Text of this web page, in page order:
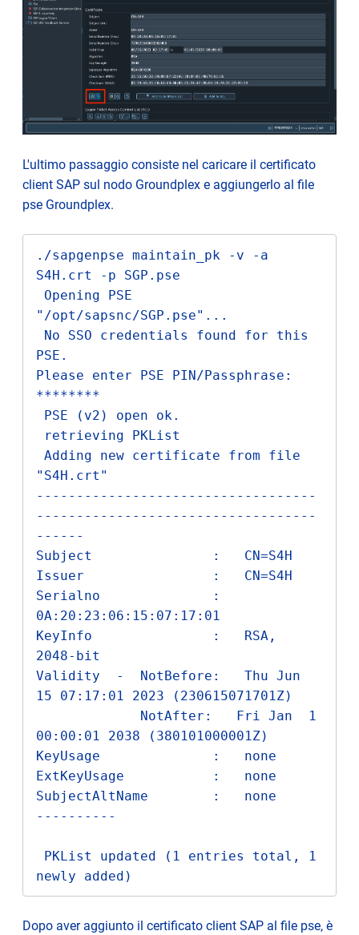
L'ultimo passaggio consiste nel caricare il certificato
client SAP sul nodo Groundplex e aggiungerlo al file
pse Groundplex.
./sapgenpse maintain_pk -v -a
S4H.crt -p SGP.pse
"/opt/sapsnc/SGP.pse"...
PSE.
Please enter PSE PIN/Passphrase:
********
"S4H.crt"
-----------------------------------
-----------------------------------
------
Subject               :   CN=S4H
Issuer                :   CN=S4H
Serialno              :
0A:20:23:06:15:07:17:01
KeyInfo               :   RSA,
2048-bit
Validity  -  NotBefore:   Thu Jun
15 07:17:01 2023 (230615071701Z)
00:00:01 2038 (380101000001Z)
KeyUsage              :   none
ExtKeyUsage           :   none
SubjectAltName        :   none
----------
newly added)
Dopo aver aggiunto il certificato client SAP al file pse, è